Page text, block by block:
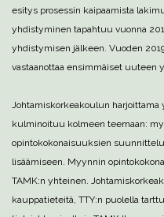
esitys prosessin kaipaamista
yhdistyminen tapahtuu vuonna
yhdistymisen jälkeen. Vuoden
vastaanottaa ensimmäiset uuteen
Johtamiskorkeakoulun
kulminoituu kolmeen teemaan:
opintokokonaisuuksien
lisäämiseen. Myynnin
TAMK:n yhteinen.
kauppatieteitä, TTY:n puolella